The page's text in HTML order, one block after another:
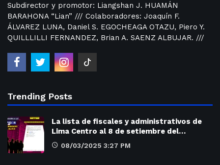
Subdirector y promotor: Liangshan J. HUAMÁN
BARAHONA “Lian” /// Colaboradores: Joaquín F.
ÁLVAREZ LUNA, Daniel S. EGOCHEAGA OTAZU, Piero Y.
QUILLLILLI FERNANDEZ, Brian A. SAENZ ALBUJAR. ///
Trending Posts
La lista de fiscales y administrativos de
Lima Centro al 8 de setiembre del…
08/03/2025 3:27 PM